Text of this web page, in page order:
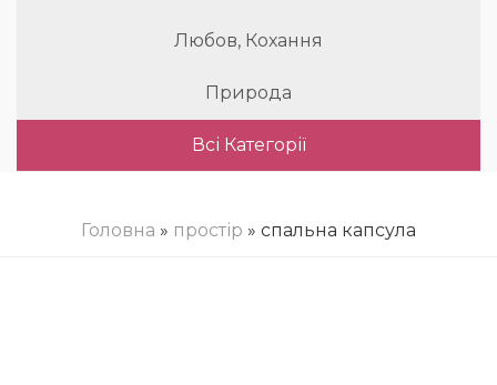
Любов, Кохання
Природа
Всі Категорії
Головна » простір » спальна капсула